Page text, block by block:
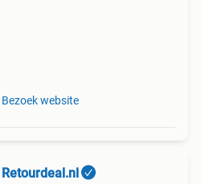
Bezoek website
Retourdeal.nl